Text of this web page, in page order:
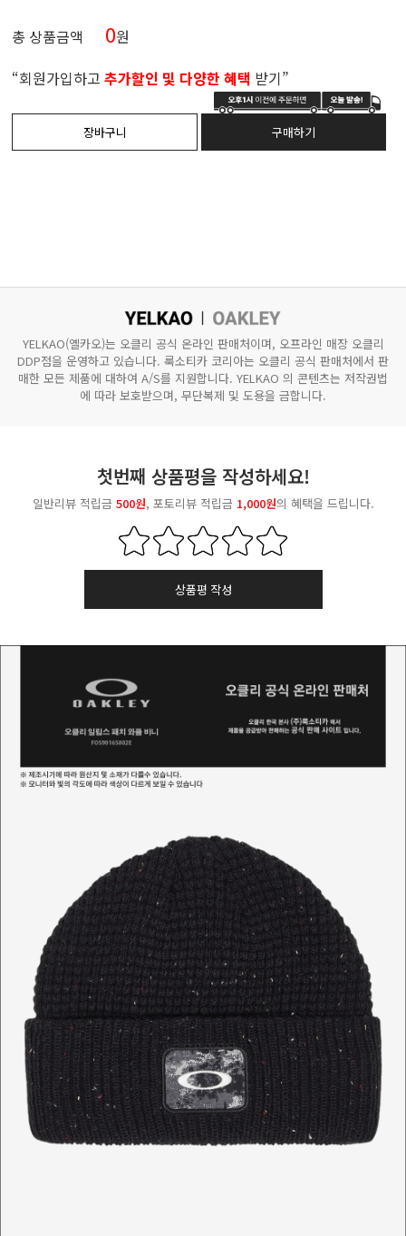
총 상품금액 0원
“회원가입하고 추가할인 및 다양한 혜택 받기”
YELKAO(옐카오)는 오클리 공식 온라인 판매처이며, 오프라인 매장 오클리
DDP점을 운영하고 있습니다. 룩소티카 코리아는 오클리 공식 판매처에서 판
매한 모든 제품에 대하여 A/S를 지원합니다. YELKAO 의 콘텐츠는 저작권법
에 따라 보호받으며, 무단복제 및 도용을 금합니다.
첫번째 상품평을 작성하세요!
일반리뷰 적립금 500원, 포토리뷰 적립금 1,000원의 혜택을 드립니다.
상품평 작성